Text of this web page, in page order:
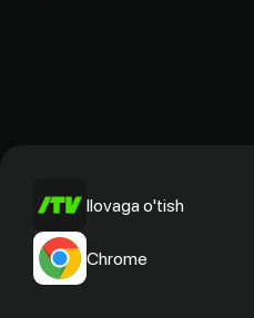
Ilovaga o'tish
Chrome